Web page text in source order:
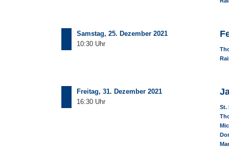
Samstag, 25. Dezember 2021
10:30 Uhr
Freitag, 31. Dezember 2021
16:30 Uhr
St.